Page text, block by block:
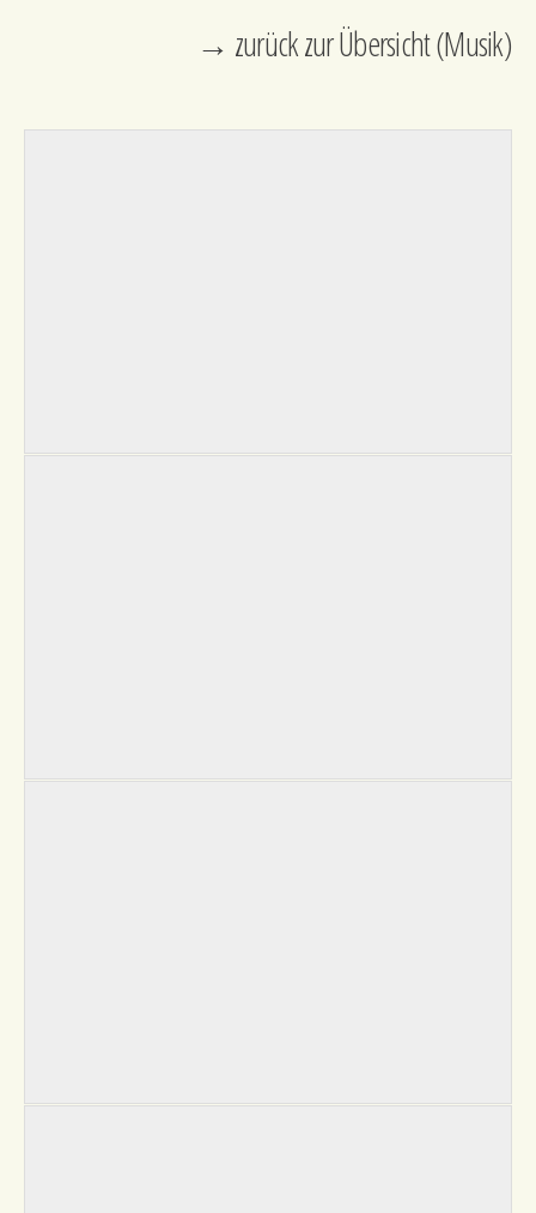
→ zurück zur Übersicht (Musik)